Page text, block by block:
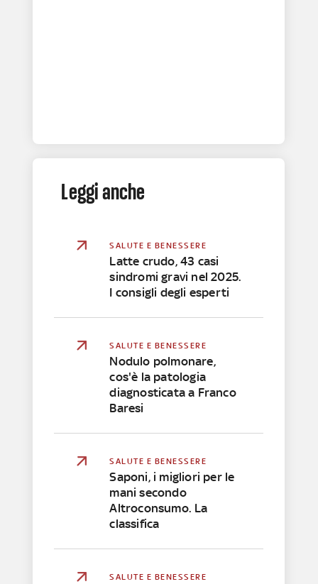
Leggi anche
SALUTE E BENESSERE
Latte crudo, 43 casi
sindromi gravi nel 2025.
I consigli degli esperti
SALUTE E BENESSERE
Nodulo polmonare,
cos'è la patologia
diagnosticata a Franco
Baresi
SALUTE E BENESSERE
Saponi, i migliori per le
mani secondo
Altroconsumo. La
classifica
SALUTE E BENESSERE